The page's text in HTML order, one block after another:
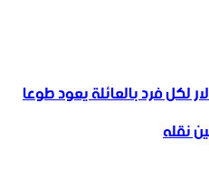
اللاجئين: 100 دولار لكل فرد بالعائلة يعود طوعا
نقله